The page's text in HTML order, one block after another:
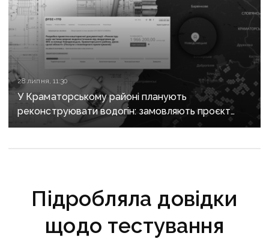
28 липня, 11:30
У Краматорському районі планують
реконструювати водогін: замовляють проєкт
за майже 2 мільйони
Підробляла довідки
щодо тестування